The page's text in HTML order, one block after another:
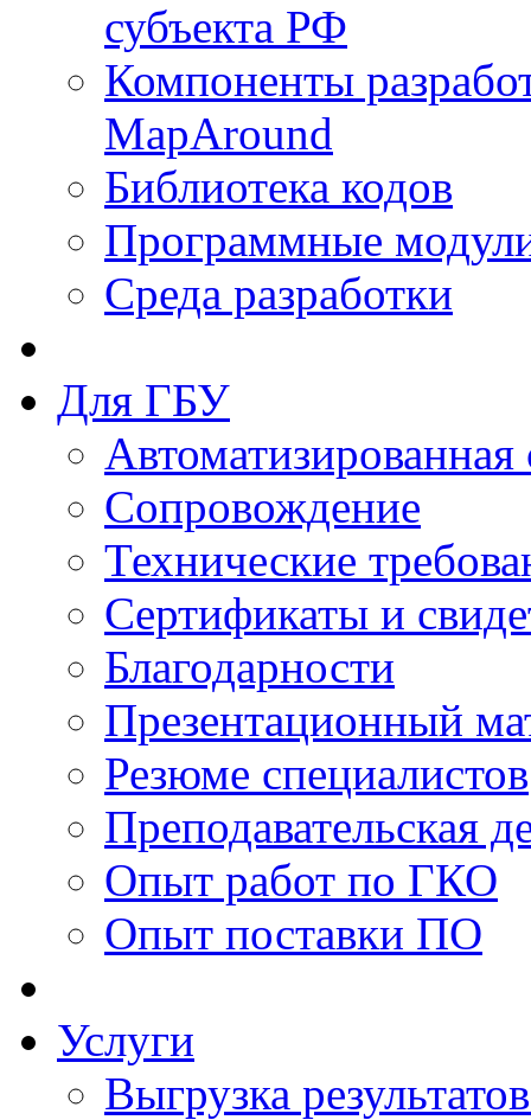
субъекта РФ
Компоненты
MapAround
Библиотека кодов
Программные
Среда разработки
Для ГБУ
Сопровождение
Технические
Сертификаты и
Благодарности
Презентационный
Резюме специалистов
Преподавательская
Опыт работ по ГКО
Опыт поставки ПО
Услуги
Выгрузка